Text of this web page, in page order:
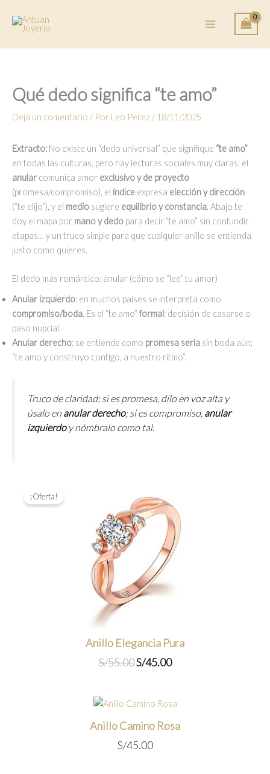
contenido
Qué dedo significa “te amo”
Deja un comentario / Por Leo Perez / 18/11/2025
Extracto: No existe un “dedo universal” que signifique “te amo”
en todas las culturas, pero hay lecturas sociales muy claras: el
anular comunica amor exclusivo y de proyecto
(promesa/compromiso), el índice expresa elección y dirección
(“te elijo”), y el medio sugiere equilibrio y constancia. Abajo te
doy el mapa por mano y dedo para decir “te amo” sin confundir
etapas… y un truco simple para que cualquier anillo se entienda
justo como quieres.
El dedo más romántico: anular (cómo se “lee” tu amor)
Anular izquierdo: en muchos países se interpreta como
compromiso/boda. Es el “te amo” formal: decisión de casarse o
paso nupcial.
Anular derecho: se entiende como promesa seria sin boda aún;
“te amo y construyo contigo, a nuestro ritmo”.
Truco de claridad: si es promesa, dilo en voz alta y
úsalo en anular derecho; si es compromiso, anular
izquierdoy nómbralo como tal.
¡Oferta!
Anillo Elegancia Pura
S/55.00El
era:
S/45.00El
es:
Anillo Camino Rosa
S/45.00